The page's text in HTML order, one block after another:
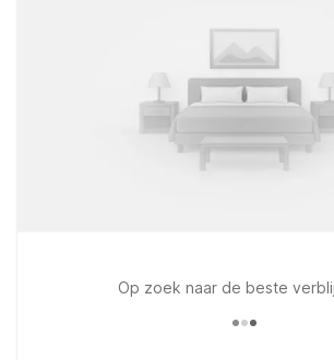
Op zoek naar de beste